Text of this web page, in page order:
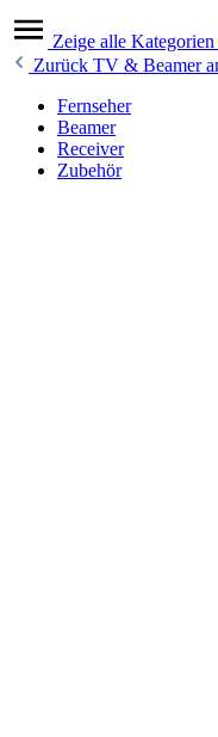
Zeige alle Kategorien
Zurück TV & Beamer
Fernseher
Beamer
Receiver
Zubehör